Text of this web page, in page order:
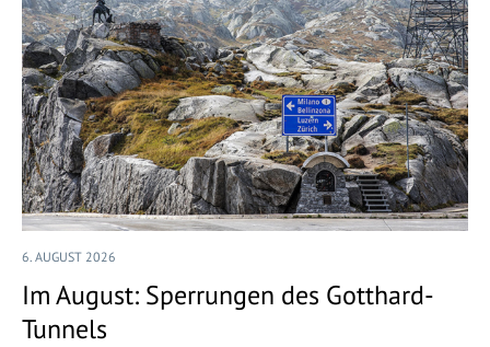
6. AUGUST 2026
Im August: Sperrungen des Gotthard-
Tunnels